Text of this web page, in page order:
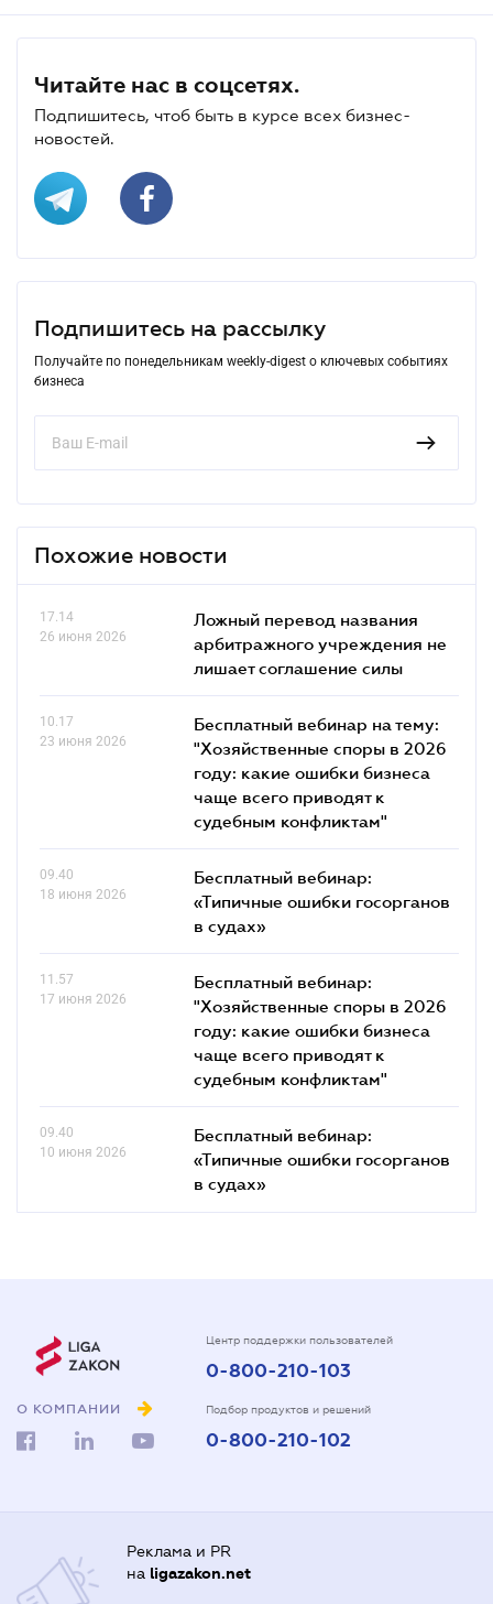
Читайте нас в соцсетях.
Подпишитесь, чтоб быть в курсе всех бизнес-
новостей.
Подпишитесь на рассылку
Получайте по понедельникам weekly-digest о ключевых событиях
бизнеса
Похожие новости
17.14
26 июня 2026
Ложный перевод названия
арбитражного учреждения не
лишает соглашение силы
10.17
23 июня 2026
Бесплатный вебинар на тему:
"Хозяйственные споры в 2026
году: какие ошибки бизнеса
чаще всего приводят к
судебным конфликтам"
09.40
18 июня 2026
Бесплатный вебинар:
«Типичные ошибки госорганов
в судах»
11.57
17 июня 2026
Бесплатный вебинар:
"Хозяйственные споры в 2026
году: какие ошибки бизнеса
чаще всего приводят к
судебным конфликтам"
09.40
10 июня 2026
Бесплатный вебинар:
«Типичные ошибки госорганов
в судах»
О КОМПАНИИ
Центр поддержки пользователей
0-800-210-103
Подбор продуктов и решений
0-800-210-102
Реклама и PR
на ligazakon.net